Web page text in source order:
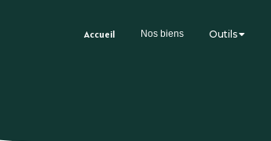
Accueil Nos biens Outils